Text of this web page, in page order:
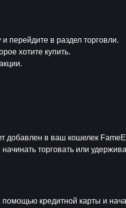
перейдите в раздел торговли.
хотите купить.
добавлен в ваш кошелек
торговать или
кредитной карты и